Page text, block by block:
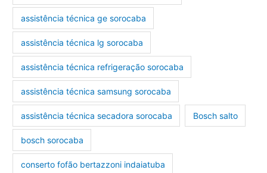
assistência técnica ge sorocaba
assistência técnica lg sorocaba
assistência técnica refrigeração sorocaba
assistência técnica samsung sorocaba
assistência técnica secadora sorocaba Bosch salto
bosch sorocaba
conserto fofão bertazzoni indaiatuba